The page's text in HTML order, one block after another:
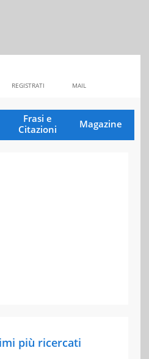
MAIL
REGISTRATI
Frasi e
Citazioni
Magazine
più ricercati